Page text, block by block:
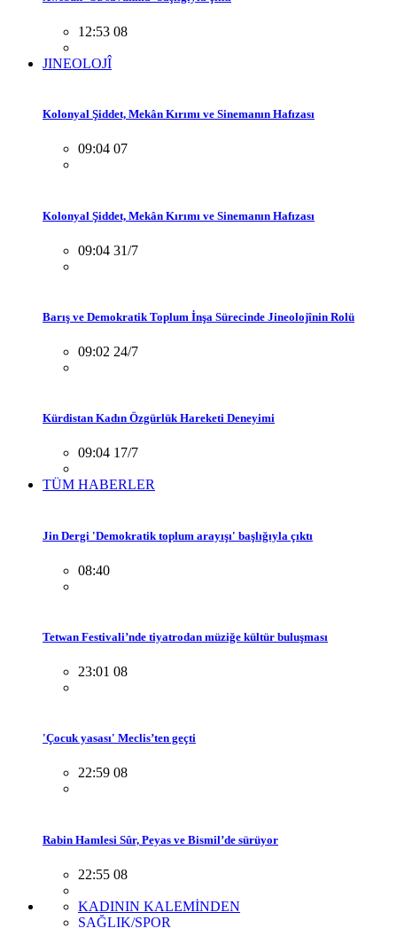
12:53 08
JINEOLOJÎ
Kolonyal Şiddet, Mekân Kırımı ve Sinemanın Hafızası
09:04 07
Kolonyal Şiddet, Mekân Kırımı ve Sinemanın Hafızası
09:04 31/7
Barış ve Demokratik Toplum İnşa Sürecinde Jineolojînin Rolü
09:02 24/7
Kürdistan Kadın Özgürlük Hareketi Deneyimi
09:04 17/7
TÜM HABERLER
Jin Dergi 'Demokratik toplum arayışı' başlığıyla çıktı
08:40
Tetwan Festivali’nde tiyatrodan müziğe kültür buluşması
23:01 08
'Çocuk yasası' Meclis’ten geçti
22:59 08
Rabin Hamlesi Sûr, Peyas ve Bismil’de sürüyor
22:55 08
KADININ KALEMİNDEN
SAĞLIK/SPOR